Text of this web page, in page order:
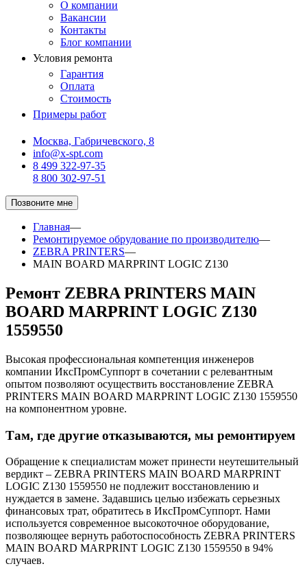
О компании
Вакансии
Контакты
Блог компании
Условия ремонта
Гарантия
Оплата
Стоимость
Примеры работ
Москва, Габричевского, 8
info@x-spt.com
8 499 322-97-35
8 800 302-97-51
Позвоните мне
Главная—
Ремонтируемое обрудование по производителю—
ZEBRA PRINTERS—
MAIN BOARD MARPRINT LOGIC Z130
Ремонт ZEBRA PRINTERS MAIN
BOARD MARPRINT LOGIC Z130
1559550
Высокая профессиональная компетенция инженеров
компании ИксПромСуппорт в сочетании с релевантным
опытом позволяют осуществить восстановление ZEBRA
PRINTERS MAIN BOARD MARPRINT LOGIC Z130 1559550
на компонентном уровне.
Там, где другие отказываются, мы ремонтируем
Обращение к специалистам может принести неутешительный
вердикт – ZEBRA PRINTERS MAIN BOARD MARPRINT
LOGIC Z130 1559550 не подлежит восстановлению и
нуждается в замене. Задавшись целью избежать серьезных
финансовых трат, обратитесь в ИксПромСуппорт. Нами
используется современное высокоточное оборудование,
позволяющее вернуть работоспособность ZEBRA PRINTERS
MAIN BOARD MARPRINT LOGIC Z130 1559550 в 94%
случаев.